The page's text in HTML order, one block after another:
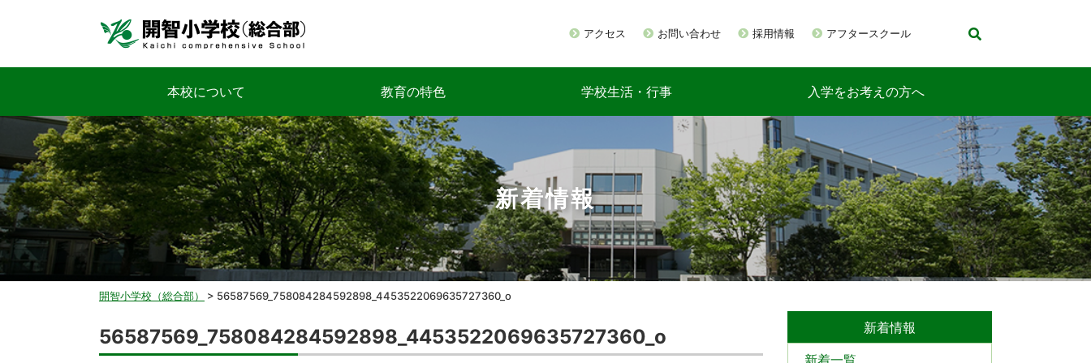
アクセス お問い合わせ 採用情報 アフタースクール
本校について 教育の特色 学校生活・行事 入学をお考えの方へ
新着情報
開智小学校（総合部） > 56587569_758084284592898_4453522069635727360_o
新着情報
新着一覧
56587569_758084284592898_4453522069635727360_o